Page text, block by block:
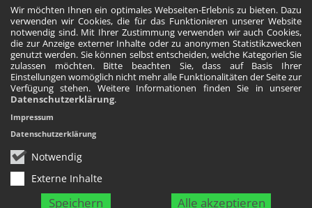
Wir möchten Ihnen ein optimales Webseiten-Erlebnis zu bieten. Dazu
verwenden wir Cookies, die für das Funktionieren unserer Website
notwendig sind. Mit Ihrer Zustimmung verwenden wir auch Cookies,
die zur Anzeige externer Inhalte oder zu anonymen Statistikzwecken
genutzt werden. Sie können selbst entscheiden, welche Kategorien Sie
zulassen möchten. Bitte beachten Sie, dass auf Basis Ihrer
Einstellungen womöglich nicht mehr alle Funktionalitäten der Seite zur
Verfügung stehen. Weitere Informationen finden Sie in unserer
Datenschutzerklärung.
Notwendig
Externe Inhalte
Speichern Alle akzeptieren
Impressum
Datenschutzerklärung